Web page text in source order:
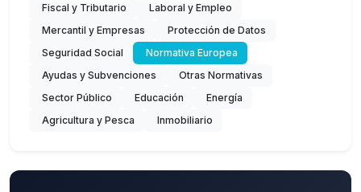
Fiscal y Tributario
Laboral y Empleo
Mercantil y Empresas
Protección de Datos
Seguridad Social
Normativa Europea
Ayudas y Subvenciones
Otras Normativas
Sector Público
Educación
Energía
Agricultura y Pesca
Inmobiliario